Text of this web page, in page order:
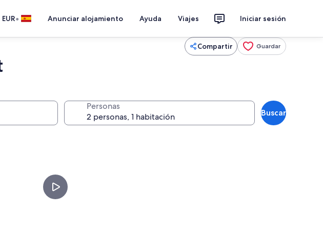
EUR• Anunciar alojamiento Ayuda Viajes Iniciar sesión
Compartir Guardar
Personas
Buscar